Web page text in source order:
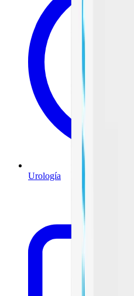
Urología